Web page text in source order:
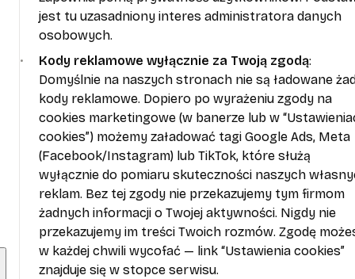
jest tu uzasadniony interes administratora danych
osobowych.
Kody reklamowe wyłącznie za Twoją zgodą:
Domyślnie na naszych stronach nie są ładowane
kody reklamowe. Dopiero po wyrażeniu zgody na
cookies marketingowe (w banerze lub w
cookies”) możemy załadować tagi Google Ads, Meta
(Facebook/Instagram) lub TikTok, które służą
wyłącznie do pomiaru skuteczności naszych
reklam. Bez tej zgody nie przekazujemy tym firmom
żadnych informacji o Twojej aktywności. Nigdy nie
przekazujemy im treści Twoich rozmów. Zgodę
w każdej chwili wycofać — link “Ustawienia cookies”
znajduje się w stopce serwisu.